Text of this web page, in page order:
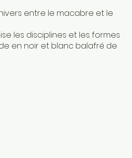
entre le macabre et le
les disciplines et les formes
en noir et blanc balafré de